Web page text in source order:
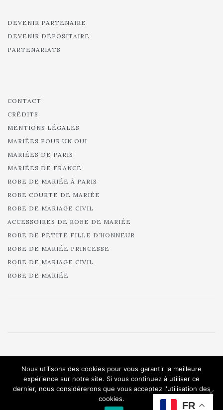
DEVENIR PARTENAIRE
DEVENIR DÉPOSITAIRE
PARTENARIATS
CONTACT
CRÉDITS
MENTIONS LÉGALES
MARIÉES POUR UN OUI
MARIÉES DE PARIS
MARIÉES DE FRANCE
ROBE DE MARIÉE À PARIS
ROBE COURTE DE MARIÉE
ROBE DE MARIAGE CIVIL
ACCESSOIRES DE ROBE DE MARIÉE
ROBE DE PETITE FILLE D’HONNEUR
ROBE DE MARIÉE PRINCESSE
ROBE DE MARIAGE CIVIL
ROBE DE MARIÉE
All rights reserved.
FR
Nous utilisons des cookies pour vous garantir la meilleure
expérience sur notre site. Si vous continuez à utiliser ce
dernier, nous considérerons que vous acceptez l'utilisation des
cookies.